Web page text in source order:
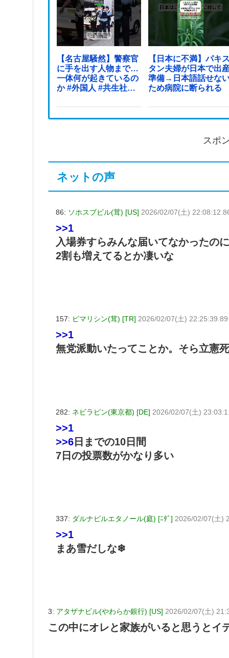
【名古屋騒然】警察官
に手を出す人物まで…
一体何が起きているの
か #外国人 #共生社会
【日本に不満】パキ
タン夫婦が日本で出
準備→日本語話せな
ため病院に断られる
スポ
ネットの声
86: ソホスブビル(茸) [US] 2026/02/07(土)
>>1
入場券すらみんな届いてなかったのに
2割も増えてるとか凄いな
157: ピマリシン(茸) [TR] 2026/02/07(土)
>>1
無党派動いたってことか。そら立憲
282: ネビラピン(東京都) [DE] 2026/02/07(土)
>>1
>>6 日までの10日間
7日の投票数がかなり多い
337: ダルナビルエタノール(庭) [ﾆﾀﾞ] 2026/02/07(土)
>>1
まあ雪だしな❄
3: アタザナビル(やわらか銀行) [US] 2026/02/07(土)
この中にオレと家族がいると思うとイ